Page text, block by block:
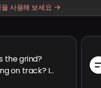
사용해 보세요
the grind?
on track? I